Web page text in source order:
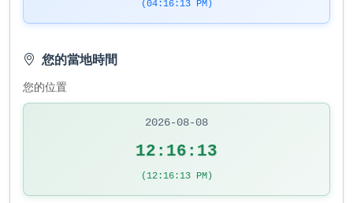
(04:16:13 PM)
您的當地時間
您的位置
2026-08-08
12:16:13
(12:16:13 PM)